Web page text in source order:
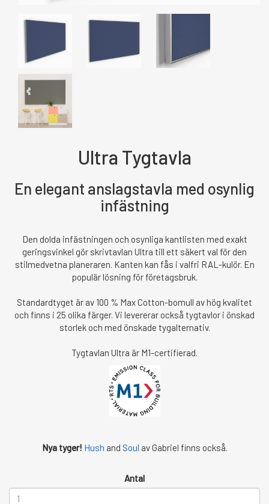
Ultra Tygtavla
En elegant anslagstavla med osynlig
infästning
Den dolda infästningen och osynliga kantlisten med exakt
geringsvinkel gör skrivtavlan Ultra till ett säkert val för den
stilmedvetna planeraren. Kanten kan fås i valfri RAL-kulör. En
populär lösning för företagsbruk.
Standardtyget är av 100 % Max Cotton-bomull av hög kvalitet
och finns i 25 olika färger. Vi levererar också tygtavlor i önskad
storlek och med önskade tygalternativ.
Tygtavlan Ultra är M1-certifierad.
Nya tyger! Hush and Soul av Gabriel finns också.
Antal